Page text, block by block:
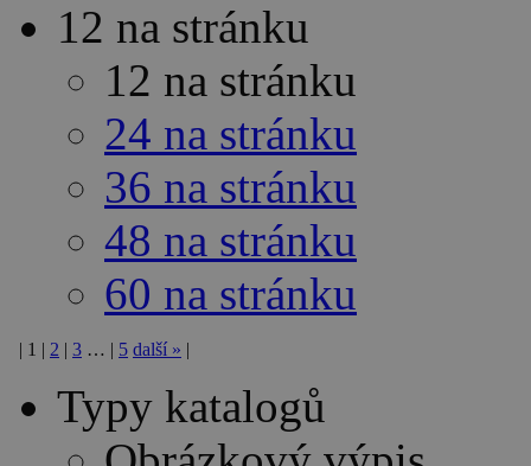
12 na stránku
12 na stránku
24 na stránku
36 na stránku
48 na stránku
60 na stránku
1 2 3 … 5 další »
Typy katalogů